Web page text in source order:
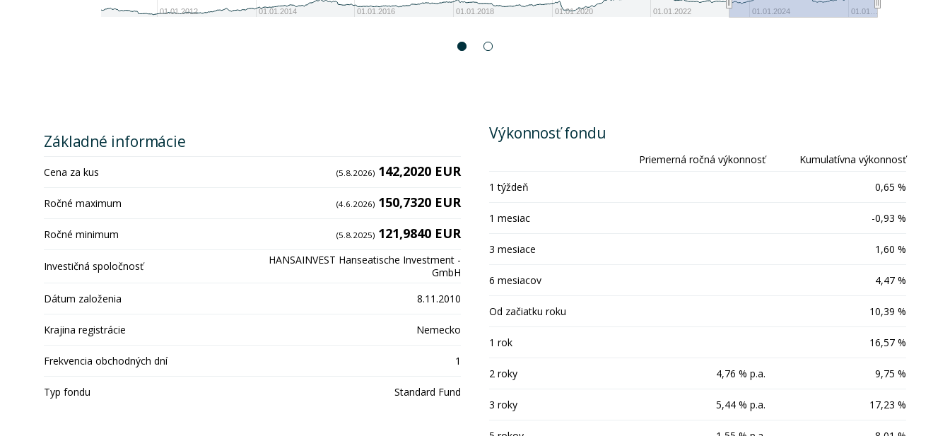
01.01.2012 01.01.2014 01.01.2016 01.01.2018 01.01.2020 01.01.2022 01.01.2024 01.01…
Základné informácie
Cena za kus (5.8.2026) 142,2020 EUR
Ročné maximum (4.6.2026) 150,7320 EUR
Ročné minimum (5.8.2025) 121,9840 EUR
Investičná spoločnosť
HANSAINVEST Hanseatische Investment -
GmbH
Dátum založenia
8.11.2010
Krajina registrácie Nemecko
Frekvencia obchodných dní 1
Typ fondu Standard Fund
Výkonnosť fondu
Priemerná ročná výkonnosť Kumulatívna výkonnosť
1 týždeň 0,65 %
1 mesiac -0,93 %
3 mesiace 1,60 %
6 mesiacov 4,47 %
Od začiatku roku 10,39 %
1 rok 16,57 %
2 roky 4,76 % p.a. 9,75 %
3 roky 5,44 % p.a. 17,23 %